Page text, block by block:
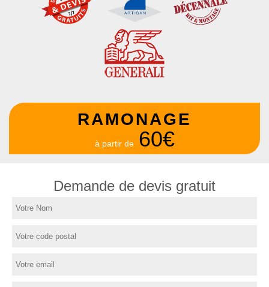
RAMONAGE
à partir de 60€
Demande de devis gratuit